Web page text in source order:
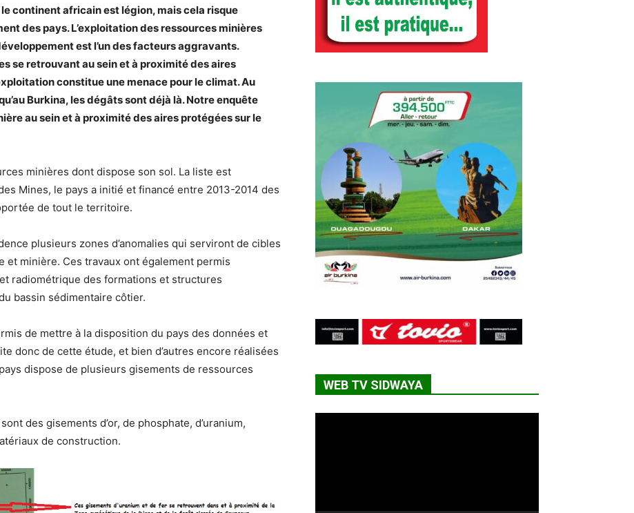
continent africain est légion, mais cela risque
des pays. L’exploitation des ressources minières
est l’un des facteurs aggravants.
se retrouvant au sein et à proximité des aires
constitue une menace pour le climat. Au
Burkina, les dégâts sont déjà là. Notre enquête
au sein et à proximité des aires protégées sur le
minières dont dispose son sol. La liste est
Mines, le pays a initié et financé entre 2013-2014 des
de tout le territoire.
plusieurs zones d’anomalies qui serviront de cibles
minière. Ces travaux ont également permis
radiométrique des formations et structures
bassin sédimentaire côtier.
de mettre à la disposition du pays des données et
donc de cette étude, et bien d’autres encore réalisées
dispose de plusieurs gisements de ressources
des gisements d’or, de phosphate, d’uranium,
de construction.
WEB TV SIDWAYA